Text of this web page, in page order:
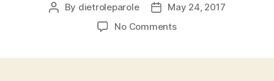
Post
By dietroleparole
PostMay 24, 2017
No Commentson